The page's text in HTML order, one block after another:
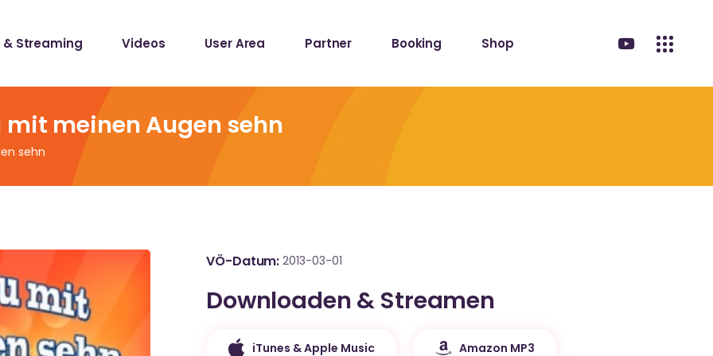
& Streaming Videos User Area Partner Booking Shop
meinen Augen sehn
sehn
VÖ-Datum 2013-03-01
Downloaden & Streamen
iTunes & Apple Music Amazon MP3